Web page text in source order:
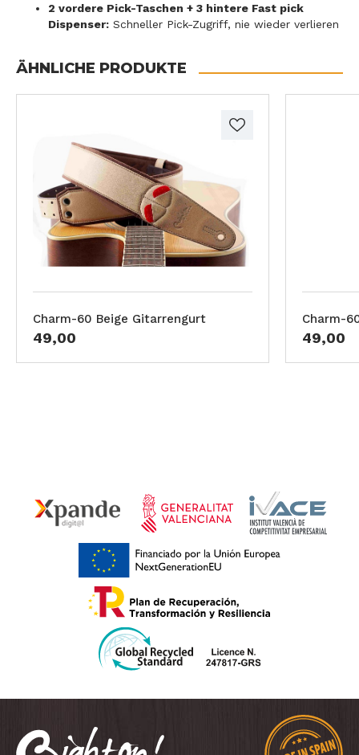
2 vordere Pick-Taschen + 3 hintere Fast pick
Dispenser: Schneller Pick-Zugriff, nie wieder verlieren
ÄHNLICHE PRODUKTE
Charm-60 Beige Gitarrengurt
49,00
Charm-
49,00